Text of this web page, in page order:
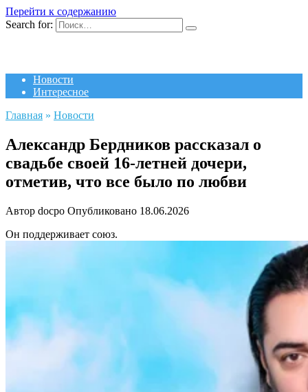
Перейти к содержанию
Search for:
Новости
Интересное
Главная » Новости
Александр Бердников рассказал о
свадьбе своей 16-летней дочери,
отметив, что все было по любви
Автор docpo Опубликовано 18.06.2026
Он поддерживает союз.